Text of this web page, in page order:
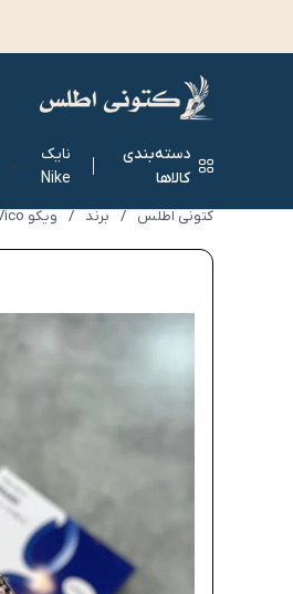
دسته‌بندی
کالاها
نایک
Nike
کتونی اطلس / برند / ویکو Vico